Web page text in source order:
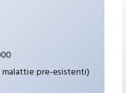
malattie pre-esistenti)